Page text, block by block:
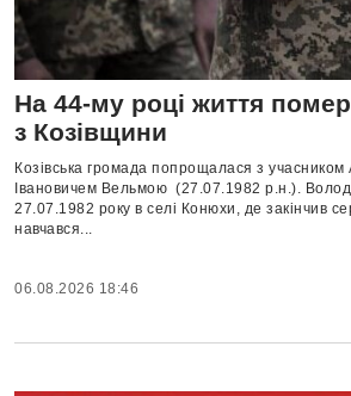
На 44-му році життя
з Козівщини
Козівська громада попрощалася з
Івановичем Вельмою (27.07.1982 р.н.).
27.07.1982 року в селі Конюхи, де закінчив
навчався...
06.08.2026 18:46